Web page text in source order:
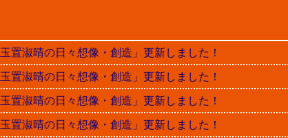
淑晴の日々想像・創造」更新しました！
淑晴の日々想像・創造」更新しました！
淑晴の日々想像・創造」更新しました！
淑晴の日々想像・創造」更新しました！